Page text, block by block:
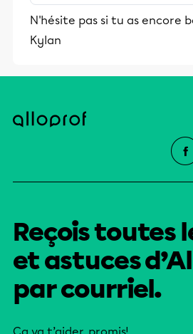
stimulants, Alloprof
et leurs parents dans
N'hésite pas si tu as encore
Kylan
Reçois toutes
et astuces
par courriel.